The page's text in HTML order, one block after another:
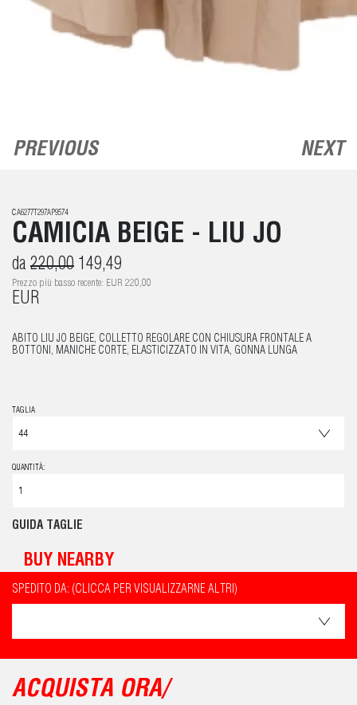
PREVIOUS NEXT
CA6277T297AP9574
CAMICIA BEIGE - LIU JO
da 220,00 149,49
Prezzo più basso recente: EUR 220,00
EUR
ABITO LIU JO BEIGE, COLLETTO REGOLARE CON CHIUSURA FRONTALE A
BOTTONI, MANICHE CORTE, ELASTICIZZATO IN VITA, GONNA LUNGA
TAGLIA
QUANTITÀ:
GUIDA TAGLIE
BUY NEARBY
SPEDITO DA: (CLICCA PER VISUALIZZARNE ALTRI)
ACQUISTA ORA/